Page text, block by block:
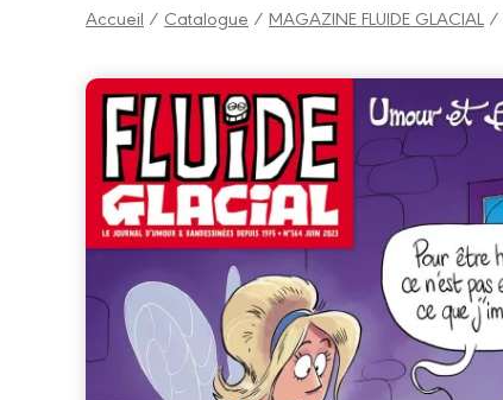
Accueil / Catalogue / MAGAZINE FLUIDE GLACIAL /